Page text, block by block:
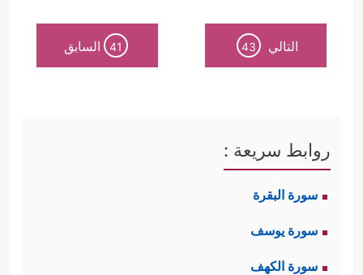
التالي 43
41 السابق
روابط سريعة :
سورة البقرة
سورة يوسف
سورة الكهف